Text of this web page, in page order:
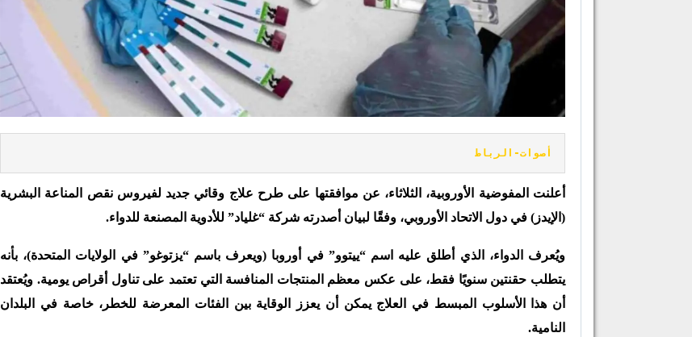
أصوات-الرباط
أعلنت المفوضية الأوروبية، الثلاثاء، عن موافقتها على طرح علاج وقائي جديد لفيروس نقص المناعة البشرية
(الإيدز) في دول الاتحاد الأوروبي، وفقًا لبيان أصدرته شركة “غلياد” للأدوية المصنعة للدواء.
ويُعرف الدواء، الذي أطلق عليه اسم “ييتوو” في أوروبا (ويعرف باسم “يزتوغو” في الولايات المتحدة)، بأنه
يتطلب حقنتين سنويًا فقط، على عكس معظم المنتجات المنافسة التي تعتمد على تناول أقراص يومية. ويُعتقد
أن هذا الأسلوب المبسط في العلاج يمكن أن يعزز الوقاية بين الفئات المعرضة للخطر، خاصة في البلدان
النامية.